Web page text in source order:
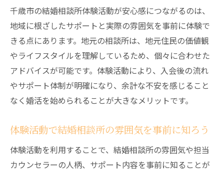
体験活動でわかる結婚相談所のフォロー体
制
結婚相談所体験活動がサポート内容を可視
化する理由
千歳市で体験する結婚相談所のサポートの
流れ
結婚相談所体験で得られる安心のサポート
体験活動で見つける結婚相談所スタッフの
質
千歳市中央で婚活に踏み出す体験活動のすすめ
千歳市の結婚相談所体験活動が安心感につながるのは、
地域に根ざしたサポートと実際の雰囲気を事前に体験で
きる点にあります。地元の相談所は、地元住民の価値観
やライフスタイルを理解しているため、個々に合わせた
アドバイスが可能です。体験活動により、入会後の流れ
やサポート体制が明確になり、余計な不安を感じること
なく婚活を始められることが大きなメリットです。
体験活動で結婚相談所の雰囲気を事前に知ろう
体験活動を利用することで、結婚相談所の雰囲気や担当
カウンセラーの人柄、サポート内容を事前に知ることが